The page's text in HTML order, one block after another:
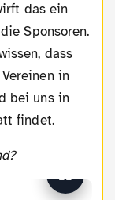
das ein
Sponsoren.
dass
in
bei uns in
findet.